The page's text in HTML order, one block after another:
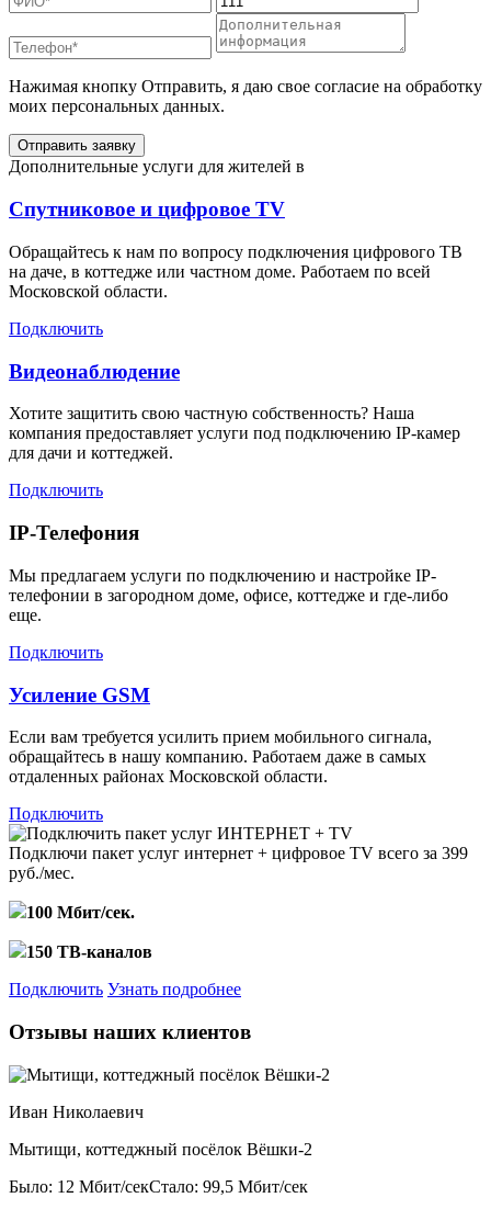
Нажимая кнопку Отправить, я даю свое согласие на обработку
моих персональных данных.
Отправить заявку
Дополнительные услуги для жителей в
Спутниковое и цифровое TV
Обращайтесь к нам по вопросу подключения цифрового ТВ
на даче, в коттедже или частном доме. Работаем по всей
Московской области.
Подключить
Видеонаблюдение
Хотите защитить свою частную собственность? Наша
компания предоставляет услуги под подключению IP-камер
для дачи и коттеджей.
Подключить
IP-Телефония
Мы предлагаем услуги по подключению и настройке IP-
телефонии в загородном доме, офисе, коттедже и где-либо
еще.
Подключить
Усиление GSM
Если вам требуется усилить прием мобильного сигнала,
обращайтесь в нашу компанию. Работаем даже в самых
отдаленных районах Московской области.
Подключить
Подключи пакет услуг интернет + цифровое TV всего за 399
руб./мес.
100 Мбит/сек.
150 ТВ-каналов
Подключить Узнать подробнее
Отзывы наших клиентов
Иван Николаевич
Мытищи, коттеджный посёлок Вёшки-2
Было: 12 Мбит/секСтало: 99,5 Мбит/сек